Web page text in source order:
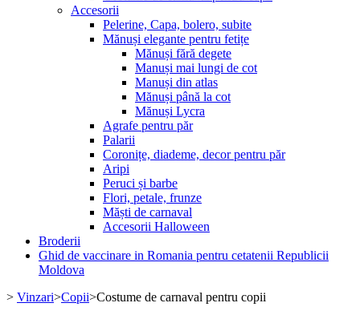
Accesorii
Pelerine, Capa, bolero, subite
Mănuși elegante pentru fetițe
Mănuși fără degete
Manuși mai lungi de cot
Manuși din atlas
Mănuși până la cot
Mănuși Lycra
Agrafe pentru păr
Palarii
Coronițe, diademe, decor pentru păr
Aripi
Peruci și barbe
Flori, petale, frunze
Măști de carnaval
Accesorii Halloween
Broderii
Ghid de vaccinare in Romania pentru cetatenii Republicii
Moldova
> Vinzari>Copii>Costume de carnaval pentru copii